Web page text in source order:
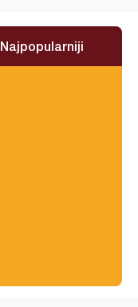
Najpopularniji